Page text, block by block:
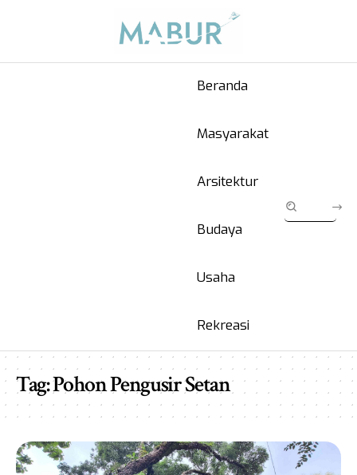
Beranda
Masyarakat
Arsitektur
Budaya
Usaha
Rekreasi
Tag:Pohon Pengusir Setan